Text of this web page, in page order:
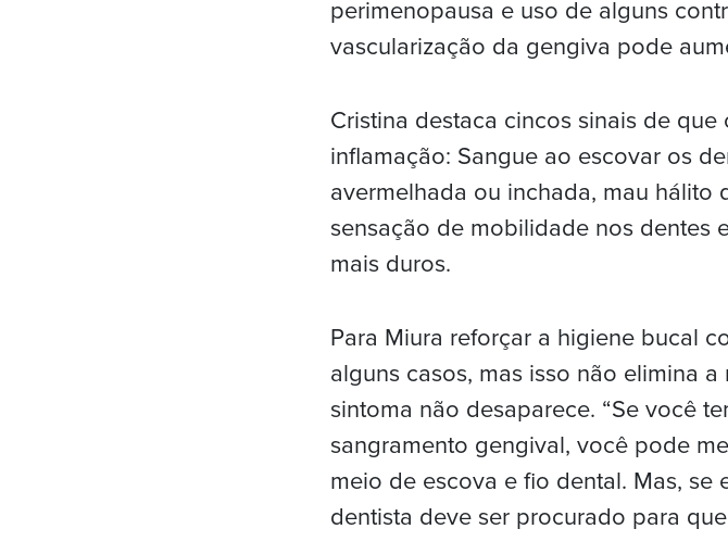
perimenopausa e uso de alguns
vascularização da gengiva pode
Cristina destaca cincos sinais de
inflamação: Sangue ao escovar os
avermelhada ou inchada, mau
sensação de mobilidade nos dentes
mais duros.
Para Miura reforçar a higiene bucal
alguns casos, mas isso não elimina
sintoma não desaparece. “Se você
sangramento gengival, você pode
meio de escova e fio dental. Mas, se
dentista deve ser procurado para